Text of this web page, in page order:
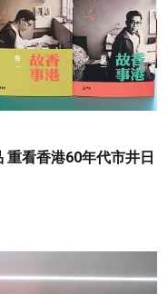
看香港60年代市井日